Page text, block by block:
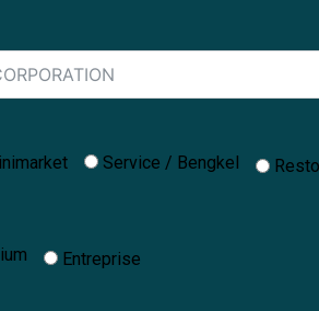
Service / Bengkel
Entreprise